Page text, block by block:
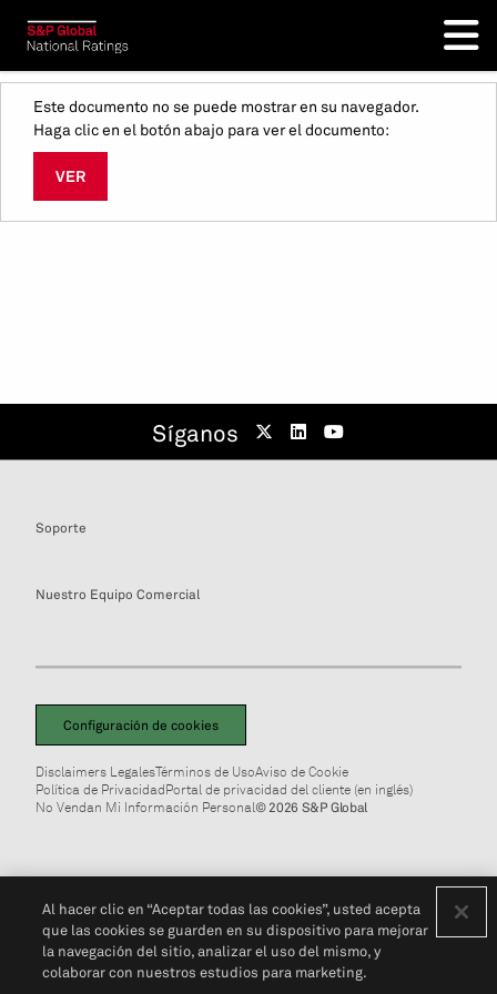
Este documento no se puede mostrar en su navegador.
Haga clic en el botón abajo para ver el documento:
VER
Síganos
Soporte
Nuestro Equipo Comercial
Configuración de cookies
Disclaimers LegalesTérminos de UsoAviso de Cookie
Política de PrivacidadPortal de privacidad del cliente (en inglés)
No Vendan Mi Información Personal© 2026 S&P Global
Al hacer clic en “Aceptar todas las cookies”, usted acepta
que las cookies se guarden en su dispositivo para mejorar
la navegación del sitio, analizar el uso del mismo, y
colaborar con nuestros estudios para marketing.